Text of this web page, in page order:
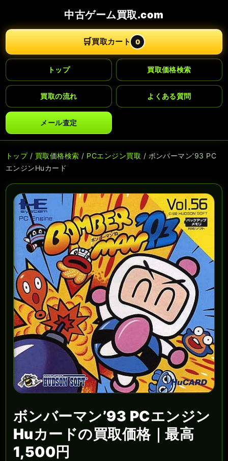
中古ゲーム買取.com
🛒買取カート 0
トップ 買取価格検索
買取の流れ よくある質問
メール査定
トップ/ 買取価格検索 / PCエンジン買取 / ボンバーマン’93 PC
エンジンHuカード
ボンバーマン’93 PCエンジン
Huカードの買取価格｜最高
1,500円